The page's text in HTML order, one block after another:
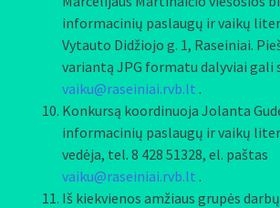
informacinių paslaugų ir vaikų
Vytauto Didžiojo g. 1, Raseiniai.
variantą JPG formatu dalyviai gali
vaiku@raseiniai.rvb.lt .
Konkursą koordinuoja Jolanta
informacinių paslaugų ir vaikų
vedėja, tel. 8 428 51328, el. paštas
vaiku@raseiniai.rvb.lt .
Iš kiekvienos amžiaus grupės